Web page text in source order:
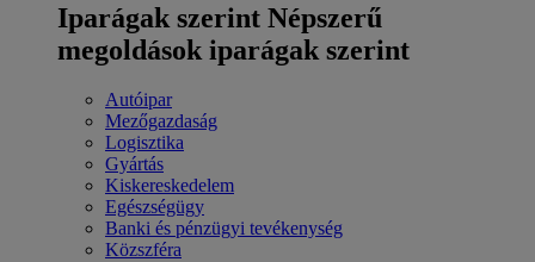
Iparágak szerint Népszerű
megoldások iparágak szerint
Autóipar
Mezőgazdaság
Logisztika
Gyártás
Kiskereskedelem
Egészségügy
Banki és pénzügyi tevékenység
Közszféra